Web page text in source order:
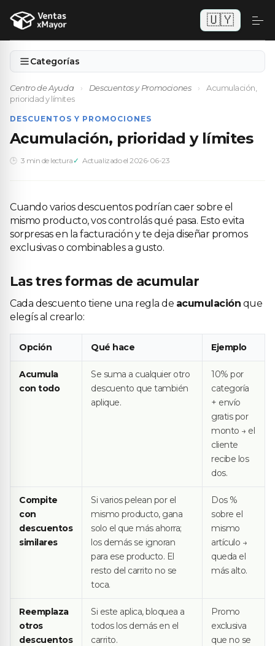
🇺🇾
Categorías
Centro de Ayuda › Descuentos y Promociones ›
Acumulación,
prioridad y límites
DESCUENTOS Y PROMOCIONES
Acumulación, prioridad y límites
3 min de lectura Actualizado el 2026-06-23
Cuando varios descuentos podrían caer sobre el
mismo producto, vos controlás qué pasa. Esto evita
sorpresas en la facturación y te deja diseñar promos
exclusivas o combinables a gusto.
Las tres formas de acumular
Cada descuento tiene una regla de acumulación que
elegís al crearlo:
Opción Qué hace Ejemplo
Acumula
con todo
Se suma a cualquier otro
descuento que también
aplique.
10% por
categoría
+ envío
gratis por
monto → el
cliente
recibe los
dos.
Compite
con
descuentos
similares
Si varios pelean por el
mismo producto, gana
solo el que más ahorra;
los demás se ignoran
para ese producto. El
resto del carrito no se
toca.
Dos %
sobre el
mismo
artículo →
queda el
más alto.
Reemplaza
otros
descuentos
Si este aplica, bloquea a
todos los demás en el
carrito.
Promo
exclusiva
que no se